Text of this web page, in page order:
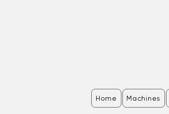
Home Machines